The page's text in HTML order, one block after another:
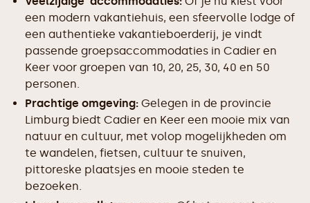
een modern vakantiehuis, een sfeervolle lodge of
een authentieke vakantieboerderij, je vindt
passende groepsaccommodaties in Cadier en
Keer voor groepen van 10, 20, 25, 30, 40 en 50
personen.
Prachtige omgeving: Gelegen in de provincie
Limburg biedt Cadier en Keer een mooie mix van
natuur en cultuur, met volop mogelijkheden om
te wandelen, fietsen, cultuur te snuiven,
pittoreske plaatsjes en mooie steden te
bezoeken.